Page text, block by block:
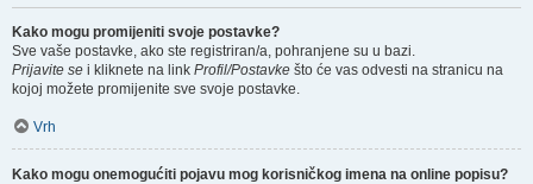
Kako mogu promijeniti svoje postavke?
Sve vaše postavke, ako ste registriran/a, pohranjene su u bazi.
Prijavite se i kliknete na link Profil/Postavke što će vas odvesti na stranicu na
kojoj možete promijenite sve svoje postavke.
Vrh
Kako mogu onemogućiti pojavu mog korisničkog imena na online popisu?